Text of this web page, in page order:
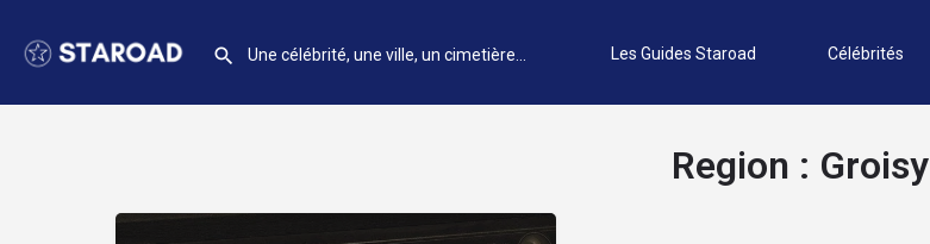
Les Guides Staroad Célébrités
Region : Groisy